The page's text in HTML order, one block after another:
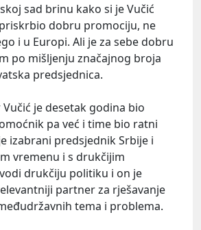
sad brinu kako si je Vučić
dobru promociju, ne
i u Europi. Ali je za sebe dobru
po mišljenju značajnog broja
predsjednica.
Vučić je desetak godina bio
pa već i time bio ratni
izabrani predsjednik Srbije i
vremenu i s drukčijim
drukčiju politiku i on je
partner za rješavanje
tema i problema.